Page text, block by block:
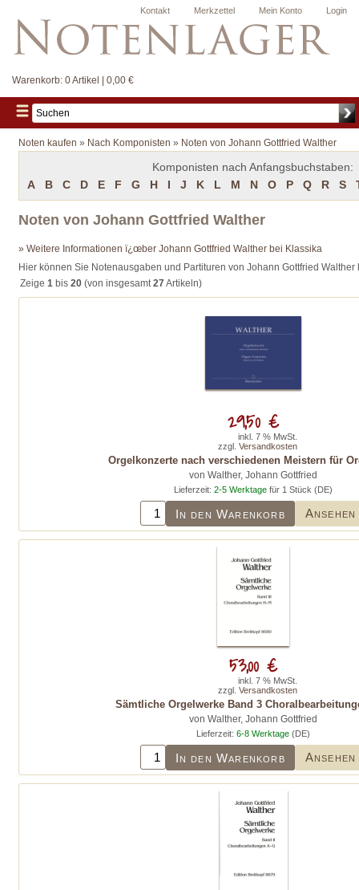
Login
Mein Konto
Merkzettel
Kontakt
Warenkorb: 0 Artikel | 0,00 €
Noten kaufen » Nach Komponisten » Noten von Johann Gottfried Walther
Komponisten nach Anfangsbuchstaben:
A
B C D E F G H I J K L M N O P Q R S
Noten von Johann Gottfried Walther
» Weitere Informationen ï¿œber Johann Gottfried Walther bei Klassika
Hier können Sie Notenausgaben und Partituren von Johann Gottfried Walther
Zeige 1 bis 20 (von insgesamt27Artikeln)
Orgelkonzerte nach verschiedenen Meistern für
von Walther, Johann Gottfried
Lieferzeit: 2-5 Werktage für 1 Stück (DE)
In den Warenkorb Ansehen
29,50 €
inkl. 7 % MwSt.
zzgl. Versandkosten
Sämtliche Orgelwerke Band 3
von Walther, Johann Gottfried
Lieferzeit: 6-8 Werktage (DE)
In den Warenkorb Ansehen
53,00 €
inkl. 7 % MwSt.
zzgl. Versandkosten